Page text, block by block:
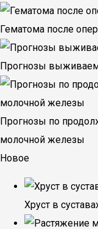
Гематома после
Прогнозы
Прогнозы по
молочной железы
Новое
Хруст в